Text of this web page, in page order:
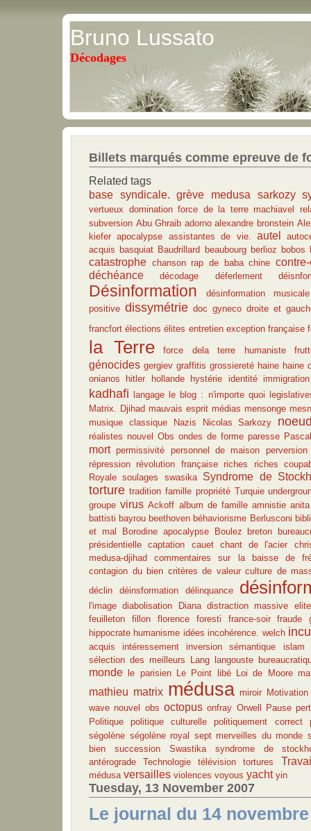
Bruno Lussato
Décodages
Billets marqués comme epreuve de
Related tags
base syndicale. grève medusa sarkozy
vertueux domination force de la terre machiavel
subversion Abu Ghraib adorno alexandre bronstein
kiefer apocalypse assistantes de vie. autel
acquis basquiat Baudrillard beaubourg berlioz bobos
catastrophe chanson rap de baba chine
déchéance
décodage déferlement
Désinformation
désinformation musicale
positive dissymétrie doc gyneco droite et
francfort élections élites entretien exception française
la Terre force dela terre humaniste
génocides gergiev graffitis grossiereté haine haine
onianos
hitler hollande hystérie identité immigration
kadhafi langage le blog : n'importe quoi
Matrix. Djihad mauvais esprit médias mensonge
musique classique
Nazis Nicolas Sarkozy
réalistes nouvel Obs ondes de forme paresse
mort permissivité personnel de maison perversion
répression révolution française riches
riches
Royale soulages swasika Syndrome de
torture tradition famille propriété Turquie
groupe virus Ackoff album de famille amnistie anita
battisti bayrou beethoven béhaviorisme Berlusconi
et mal
Borodine apocalypse Boulez breton
présidentielle
captation cauet chant de l'acier
medusa-djihad
commentaires sur la baisse de
contagion du bien critères de valeur culture de
déclin
déinsformation délinquance
l'image diabolisation Diana distraction massive elite
feuilleton
fillon florence foresti france-soir fraude
hippocrate humanisme idées incohérence. welch
acquis intéressement inversion sémantique
islam
sélection des meilleurs
Lang langouste
monde le parisien Le Point libé Loi de Moore
mathieu matrix médusa miroir Motivation
wave nouvel obs octopus onfray Orwell Pause
Politique
politique culturelle politiquement correct
ségolène ségolène royal sept merveilles du monde
bien
succession Swastika
syndrome de
antérograde
Technologie télévision tortures
médusa versailles violences voyous yacht yin
Tuesday, 13 November 2007
Le journal du 14